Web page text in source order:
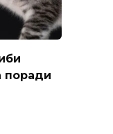
поради